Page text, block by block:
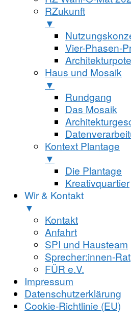
RZukunft
▼
Vier-Phasen-
Haus und Mosaik
▼
Rundgang
Das Mosaik
Kontext Plantage
▼
Die Plantage
Kreativquartier
Wir & Kontakt
▼
Kontakt
Anfahrt
SPI und Hausteam
Sprecher:innen-Rat
FÜR e.V.
Impressum
Datenschutzerklärung
Cookie-Richtlinie (EU)